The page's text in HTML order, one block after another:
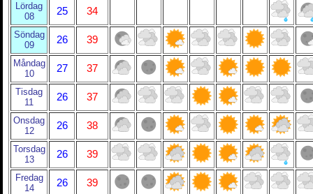
Lördag
08
25 34
Söndag
09
26 39
Måndag
10
27 37
Tisdag
11
26 37
Onsdag
12
26 38
Torsdag
13
26 39
Fredag
14
26 39